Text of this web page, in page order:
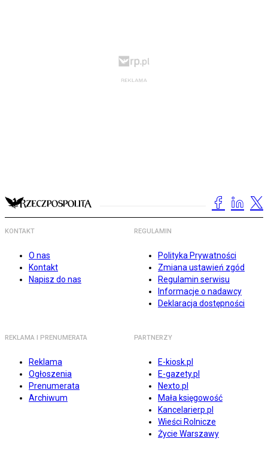
KONTAKT
O nas
Kontakt
Napisz do nas
REGULAMIN
Polityka Prywatności
Zmiana ustawień zgód
Regulamin serwisu
Informacje o nadawcy
Deklaracja dostępności
REKLAMA I PRENUMERATA
Reklama
Ogłoszenia
Prenumerata
Archiwum
PARTNERZY
E-kiosk.pl
E-gazety.pl
Nexto.pl
Mała księgowość
Kancelarierp.pl
Wieści Rolnicze
Życie Warszawy